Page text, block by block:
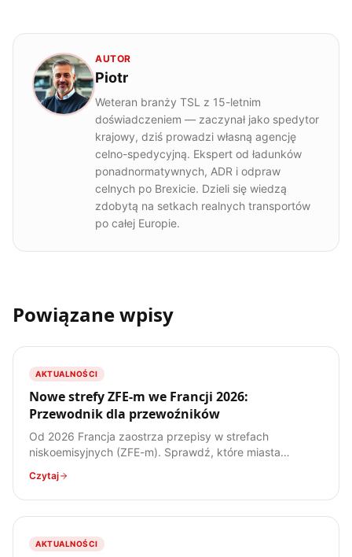
AUTOR
Piotr
Weteran branży TSL z 15-letnim
doświadczeniem — zaczynał jako spedytor
krajowy, dziś prowadzi własną agencję
celno-spedycyjną. Ekspert od ładunków
ponadnormatywnych, ADR i odpraw
celnych po Brexicie. Dzieli się wiedzą
zdobytą na setkach realnych transportów
po całej Europie.
Powiązane wpisy
AKTUALNOŚCI
Nowe strefy ZFE-m we Francji 2026:
Przewodnik dla przewoźników
Od 2026 Francja zaostrza przepisy w strefach
niskoemisyjnych (ZFE-m). Sprawdź, które miasta
potrzebujesz i jak przygotować flotę.
Czytaj
AKTUALNOŚCI